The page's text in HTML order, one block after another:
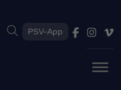
PSV-App